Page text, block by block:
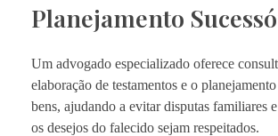
Planejamento
Um advogado especializado oferece
elaboração de testamentos e o
bens, ajudando a evitar disputas familiares
os desejos do falecido sejam respeitados.